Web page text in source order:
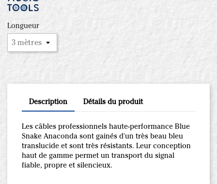
Longueur
Description Détails du produit
Les câbles professionnels haute-performance Blue
Snake Anaconda sont gainés d'un très beau bleu
translucide et sont très résistants. Leur conception
haut de gamme permet un transport du signal
fiable, propre et silencieux.